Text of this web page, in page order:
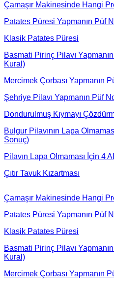
Çamaşır Makinesinde Hangi
Patates Püresi Yapmanın Püf
Klasik Patates Püresi
Basmati Pirinç Pilavı
Kural)
Mercimek Çorbası Yapmanın
Şehriye Pilavı Yapmanın Püf
Dondurulmuş Kıymayı
Bulgur Pilavının Lapa
Sonuç)
Pilavın Lapa Olmaması İçin 4
Çıtır Tavuk Kızartması
Çamaşır Makinesinde Hangi
Patates Püresi Yapmanın Püf
Klasik Patates Püresi
Basmati Pirinç Pilavı
Kural)
Mercimek Çorbası Yapmanın